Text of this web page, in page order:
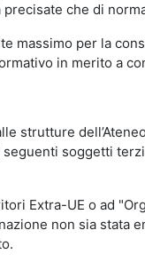
che di
massimo per la
in merito a
strutture
soggetti
Extra-UE o ad
non sia stata